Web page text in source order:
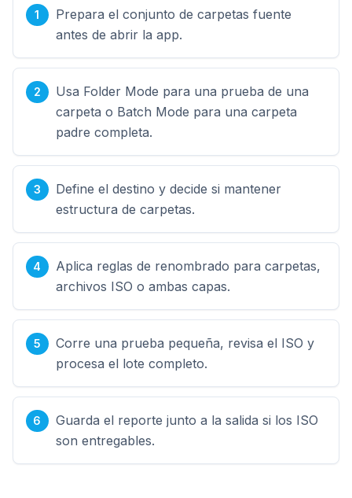
Prepara el conjunto de carpetas fuente
antes de abrir la app.
Usa Folder Mode para una prueba de una
carpeta o Batch Mode para una carpeta
padre completa.
Define el destino y decide si mantener
estructura de carpetas.
Aplica reglas de renombrado para carpetas,
archivos ISO o ambas capas.
Corre una prueba pequeña, revisa el ISO y
procesa el lote completo.
Guarda el reporte junto a la salida si los ISO
son entregables.